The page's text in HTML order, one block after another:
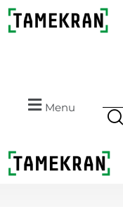
Menu